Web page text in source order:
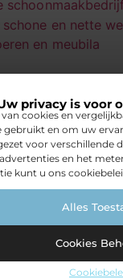
privacy is voor
cookies en
gebruikt en om uw
voor verschillende
en het
kunt u ons
Alles
Cookies
een schoonmaakbedrijf